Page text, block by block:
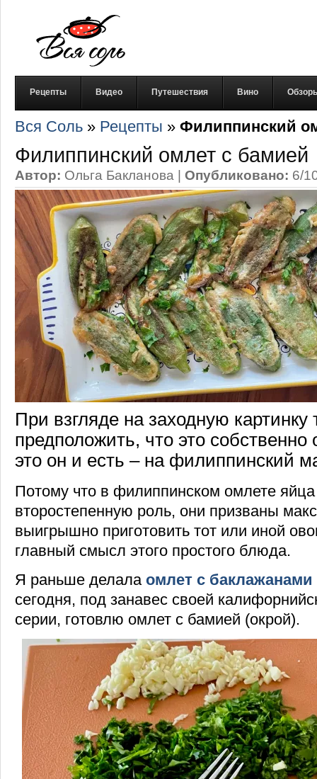
Рецепты Видео Путешествия Вино
Вся Соль » Рецепты » Филиппинский
Филиппинский омлет с бамией
Автор: Ольга Бакланова | Опубликовано: 6/
При взгляде на заходную картинку
предположить, что это собственно
это он и есть – на филиппинский
Потому что в филиппинском омлете
второстепенную роль, они призваны
выигрышно приготовить тот или иной
главный смысл этого простого блюда.
Я раньше делала омлет с баклажанами
сегодня, под занавес своей
серии, готовлю омлет с бамией (окрой).